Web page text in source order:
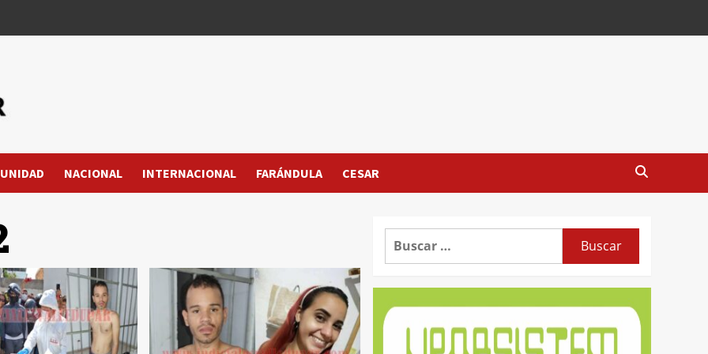
NACIONAL INTERNACIONAL FARÁNDULA CESAR
Buscar: